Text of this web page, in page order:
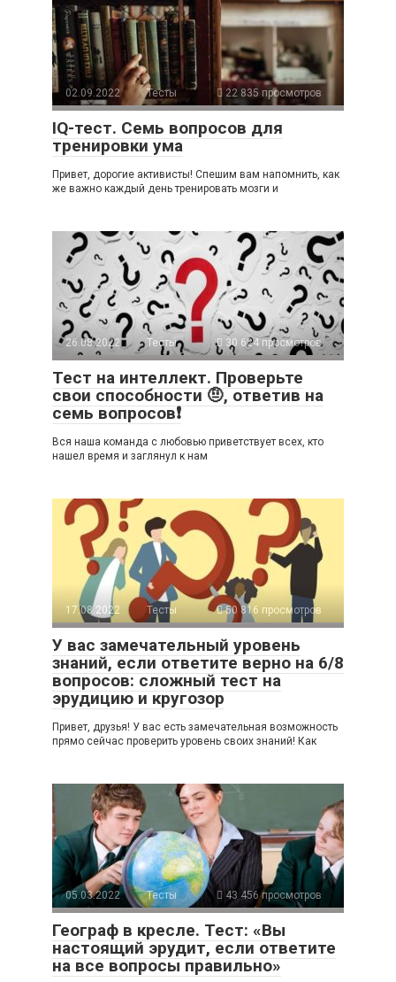
02.09.2022 Тесты 22 835 просмотров
IQ-тест. Семь вопросов для
тренировки ума
Привет, дорогие активисты! Спешим вам напомнить, как
же важно каждый день тренировать мозги и
26.08.2022 Тесты 30 624 просмотров
Тест на интеллект. Проверьте
свои способности 🤨, ответив на
семь вопросов❗
Вся наша команда с любовью приветствует всех, кто
нашел время и заглянул к нам
17.08.2022 Тесты 50 816 просмотров
У вас замечательный уровень
знаний, если ответите верно на 6/8
вопросов: сложный тест на
эрудицию и кругозор
Привет, друзья! У вас есть замечательная возможность
прямо сейчас проверить уровень своих знаний! Как
05.03.2022 Тесты 43 456 просмотров
Географ в кресле. Тест: «Вы
настоящий эрудит, если ответите
на все вопросы правильно»